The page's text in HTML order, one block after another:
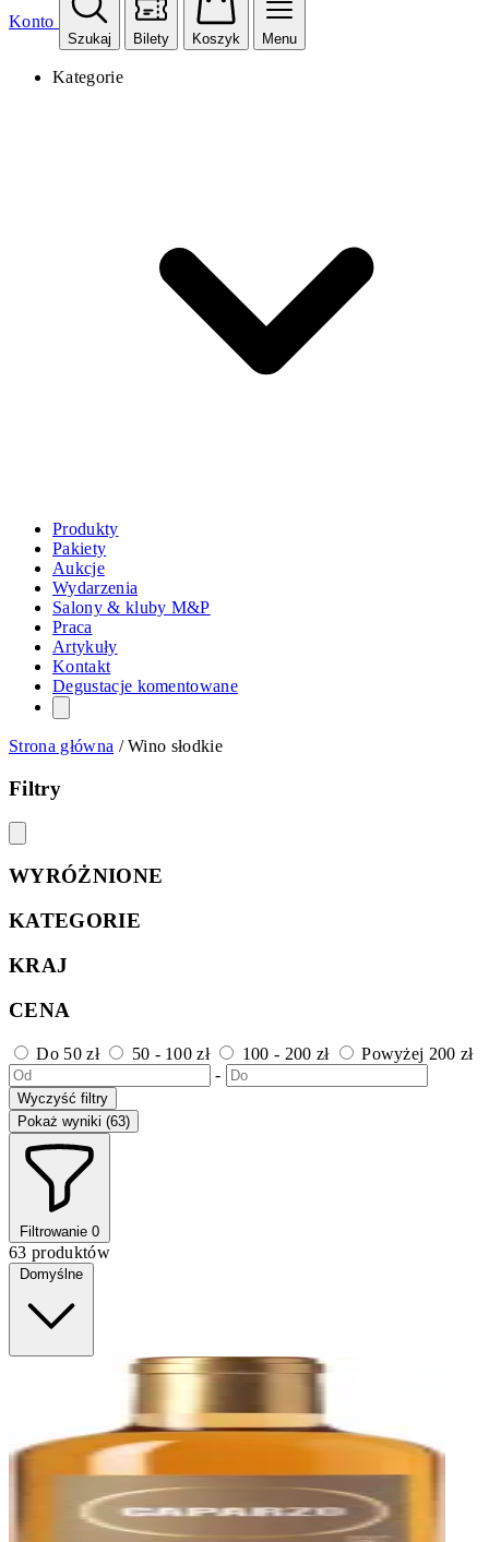
Konto
Szukaj Bilety Koszyk Menu
Kategorie
Produkty
Pakiety
Aukcje
Wydarzenia
Salony & kluby M&P
Praca
Artykuły
Kontakt
Degustacje komentowane
Strona główna /Wino słodkie
Filtry
WYRÓŻNIONE
KATEGORIE
KRAJ
CENA
Do 50 zł 50 - 100 zł 100 - 200 zł
Powyżej 200 zł
-
Wyczyść filtry
Pokaż wyniki (63)
Filtrowanie 0
63 produktów
Domyślne